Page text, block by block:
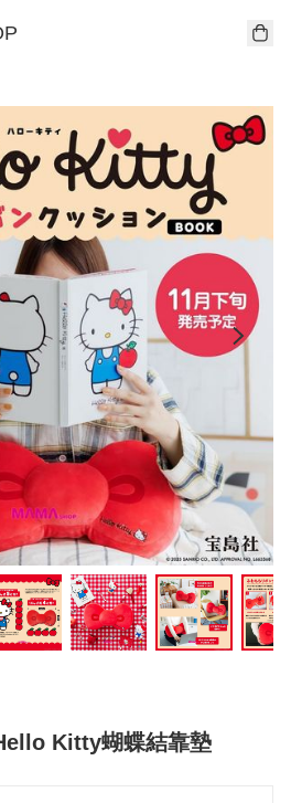
Kitty蝴蝶結靠墊